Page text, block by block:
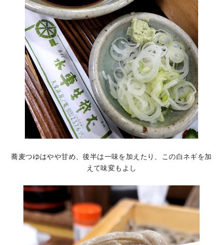
蕎麦つゆはやや甘め、後半は一味を加えたり、この白ネギを加
えて味変もよし